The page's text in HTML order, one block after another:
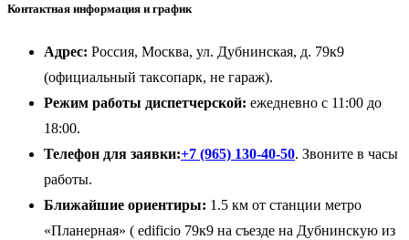
Контактная информация и график
Адрес: Россия, Москва, ул. Дубнинская, д. 79к9
(официальный таксопарк, не гараж).
Режим работы диспетчерской: ежедневно с 11:00 до
18:00.
Телефон для заявки:+7 (965) 130-40-50. Звоните в часы
работы.
Ближайшие ориентиры: 1.5 км от станции метро
«Планерная» ( edificio 79к9 на съезде на Дубнинскую из